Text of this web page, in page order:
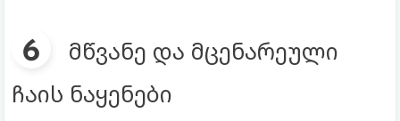
მწვანე და მცენარეული
ჩაის ნაყენები